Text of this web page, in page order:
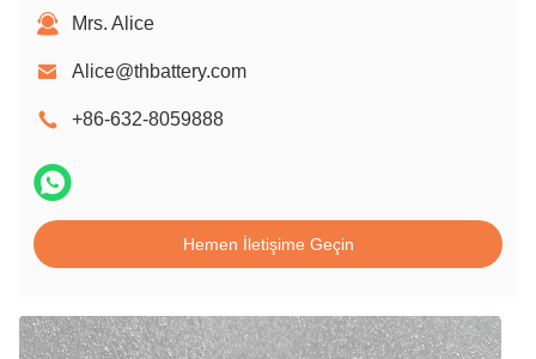
Mrs. Alice
Alice@thbattery.com
+86-632-8059888
Hemen İletişime Geçin